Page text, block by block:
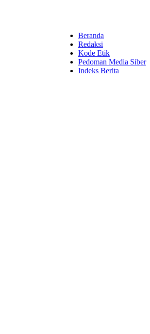
Beranda
Redaksi
Kode Etik
Pedoman Media Siber
Indeks Berita